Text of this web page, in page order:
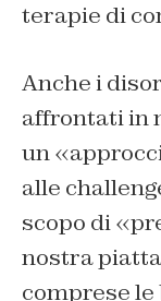
terapie di
Anche i
affrontati in
un
alle
scopo di
nostra
comprese